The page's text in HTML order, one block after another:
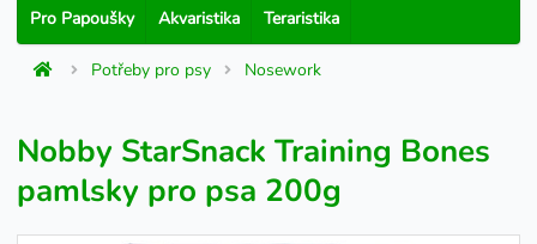
Pro Papoušky Akvaristika Teraristika
Potřeby pro psy Nosework
Nobby StarSnack Training Bones
pamlsky pro psa 200g